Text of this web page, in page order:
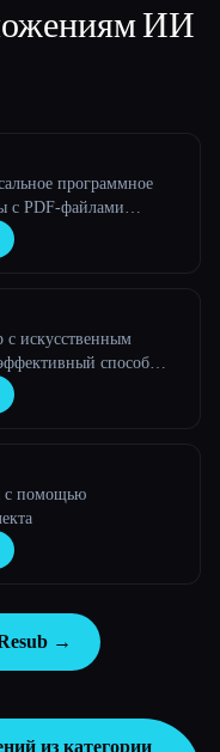
ИИ
программное
с PDF-файлами
ваших PDF-документов
редактируйте,
с искусственным
способ
с помощью
→
из категории